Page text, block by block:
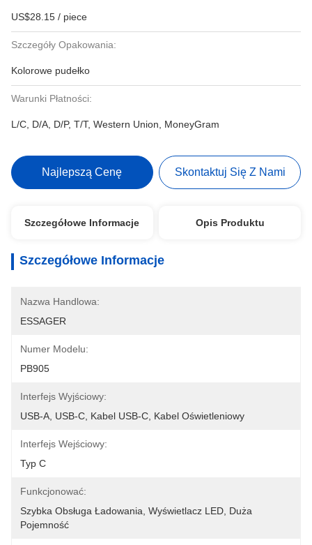
US$28.15 / piece
Szczegóły Opakowania:
Kolorowe pudełko
Warunki Płatności:
L/C, D/A, D/P, T/T, Western Union, MoneyGram
Najlepszą Cenę Skontaktuj Się Z Nami
Szczegółowe Informacje Opis Produktu
Szczegółowe Informacje
Nazwa Handlowa:
ESSAGER
Numer Modelu:
PB905
Interfejs Wyjściowy:
USB-A, USB-C, Kabel USB-C, Kabel Oświetleniowy
Interfejs Wejściowy:
Typ C
Funkcjonować:
Szybka Obsługa Ładowania, Wyświetlacz LED, Duża
Pojemność